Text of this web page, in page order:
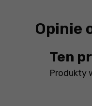
Opinie
Ten
Produkty